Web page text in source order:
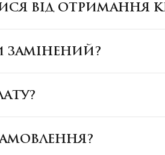
ВІД ОТРИМАННЯ
ЗАМІНЕНИЙ?